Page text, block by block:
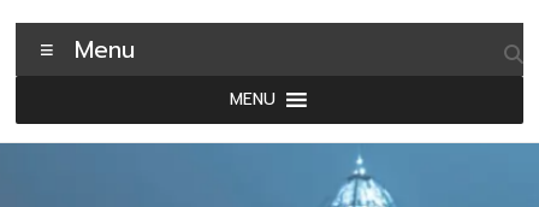
Menu
MENU